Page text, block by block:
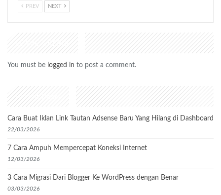
PREV NEXT
LEAVE A REPLY
You must be logged in to post a comment.
Recent Posts
Cara Buat Iklan Link Tautan Adsense Baru Yang Hilang di Dashboard
22/03/2026
7 Cara Ampuh Mempercepat Koneksi Internet
12/03/2026
3 Cara Migrasi Dari Blogger Ke WordPress dengan Benar
03/03/2026